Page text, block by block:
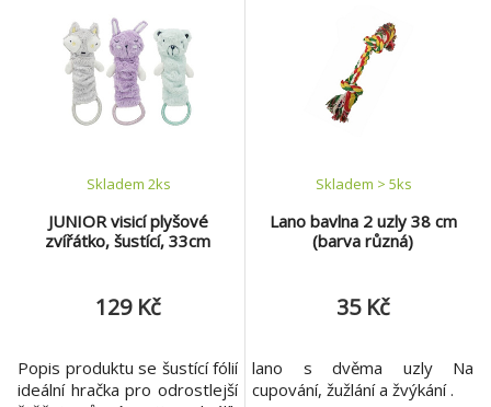
pistáciová, žlutá, bílá
JUNIOR visicí plyšové
zvířátko, šustící, 33cm
Skladem 2ks
129 Kč
Popis produktu se šustící fólií
ideální hračka pro odrostlejší
Lano bavlna 2 uzly 38 cm
(barva různá)
Skladem > 5ks
35 Kč
lano s dvěma uzly Na
cupování, žužlání a žvýkání .